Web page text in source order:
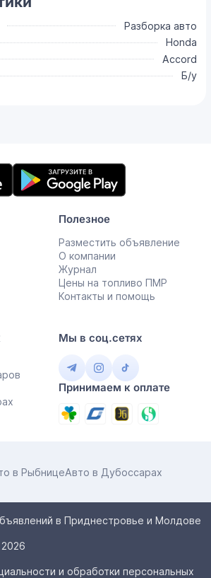
Разборка авто
Honda
Accord
Б/у
Полезное
Разместить объявление
О компании
Журнал
Цены на топливо ПМР
Контакты и помощь
Мы в соц.сетях
Принимаем к оплате
в РыбницеАвто в Дубоссарах
в Приднестровье и Молдове
и обработки персональных